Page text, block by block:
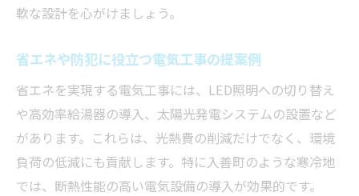
軟な設計を心がけましょう。
省エネや防犯に役立つ電気工事の提案例
省エネを実現する電気工事には、LED照明への切り替え
や高効率給湯器の導入、太陽光発電システムの設置など
があります。これらは、光熱費の削減だけでなく、環境
負荷の低減にも貢献します。特に入善町のような寒冷地
では、断熱性能の高い電気設備の導入が効果的です。